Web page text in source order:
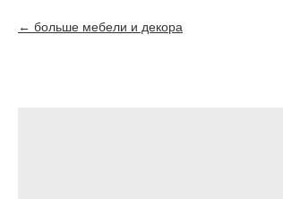
больше мебели и декора